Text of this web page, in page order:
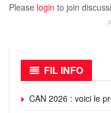
Please login to join
FIL INFO
CAN 2026 : voici le